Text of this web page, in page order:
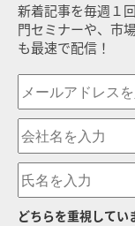
新着記事を毎週１
門セミナーや、市
も最速で配信！
どちらを重視してい